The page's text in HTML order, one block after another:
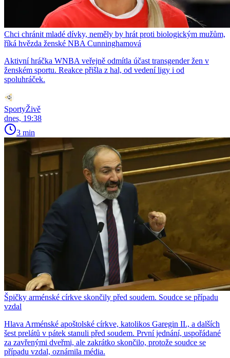
Chci chránit mladé dívky, neměly by hrát proti biologickým mužům,
říká hvězda ženské NBA Cunninghamová
Aktivní hráčka WNBA veřejně odmítla účast transgender žen v
ženském sportu. Reakce přišla z hal, od vedení ligy i od
spoluhráček.
SportyŽivě
dnes, 19:38
3 min
Špičky arménské církve skončily před soudem. Soudce se případu
vzdal
Hlava Arménské apoštolské církve, katolikos Garegin II., a dalších
šest prelátů v pátek stanuli před soudem. První jednání, uspořádané
za zavřenými dveřmi, ale zakrátko skončilo, protože soudce se
případu vzdal, oznámila média.